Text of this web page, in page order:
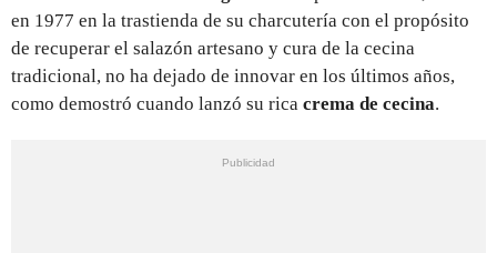
en 1977 en la trastienda de su charcutería con el propósito
de recuperar el salazón artesano y cura de la cecina
tradicional, no ha dejado de innovar en los últimos años,
como demostró cuando lanzó su rica crema de cecina.